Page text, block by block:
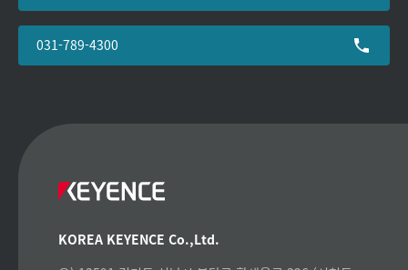
031-789-4300
KOREA KEYENCE Co.,Ltd.